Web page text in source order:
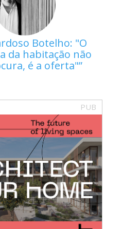
Botelho: "O
da habitação não
é a oferta"
PUB